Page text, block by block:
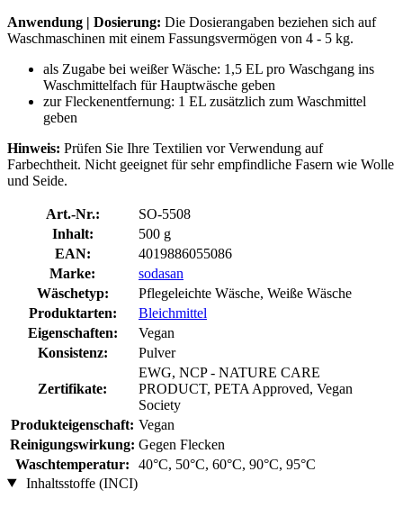
Anwendung | Dosierung: Die Dosierangaben beziehen sich auf
Waschmaschinen mit einem Fassungsvermögen von 4 - 5 kg.
als Zugabe bei weißer Wäsche: 1,5 EL pro Waschgang ins
Waschmittelfach für Hauptwäsche geben
zur Fleckenentfernung: 1 EL zusätzlich zum Waschmittel
geben
Hinweis: Prüfen Sie Ihre Textilien vor Verwendung auf
Farbechtheit. Nicht geeignet für sehr empfindliche Fasern wie Wolle
und Seide.
Art.-Nr.:
SO-5508
Inhalt:
500 g
EAN:
4019886055086
Marke:
sodasan
Wäschetyp:
Pflegeleichte Wäsche, Weiße Wäsche
Produktarten:
Bleichmittel
Eigenschaften:
Vegan
Konsistenz:
Pulver
Zertifikate:
EWG, NCP - NATURE CARE
PRODUCT, PETA Approved, Vegan
Society
Produkteigenschaft: Vegan
Reinigungswirkung: Gegen Flecken
Waschtemperatur:
40°C, 50°C, 60°C, 90°C, 95°C
Inhaltsstoffe (INCI)